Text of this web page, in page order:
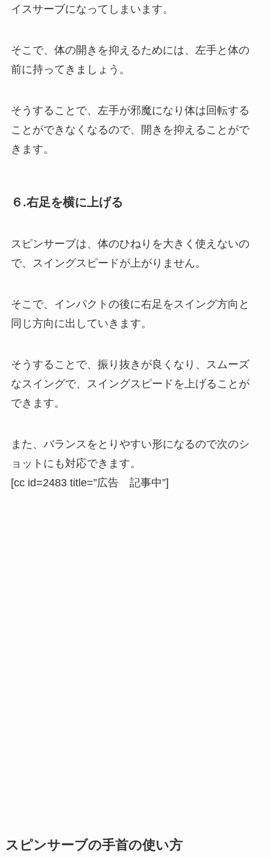
イスサーブになってしまいます。
そこで、体の開きを抑えるためには、左手と体の
前に持ってきましょう。
そうすることで、左手が邪魔になり体は回転する
ことができなくなるので、開きを抑えることがで
きます。
６.右足を横に上げる
スピンサーブは、体のひねりを大きく使えないの
で、スイングスピードが上がりません。
そこで、インパクトの後に右足をスイング方向と
同じ方向に出していきます。
そうすることで、振り抜きが良くなり、スムーズ
なスイングで、スイングスピードを上げることが
できます。
また、バランスをとりやすい形になるので次のシ
ョットにも対応できます。
[cc id=2483 title=”広告 記事中”]
スピンサーブの手首の使い方